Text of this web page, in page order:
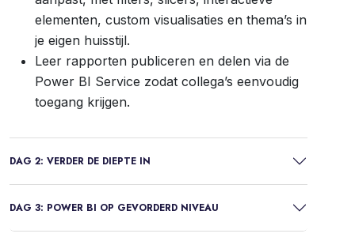
elementen, custom visualisaties en thema’s in
je eigen huisstijl.
Leer rapporten publiceren en delen via de
Power BI Service zodat collega’s eenvoudig
toegang krijgen.
DAG 2: VERDER DE DIEPTE IN
DAG 3: POWER BI OP GEVORDERD NIVEAU